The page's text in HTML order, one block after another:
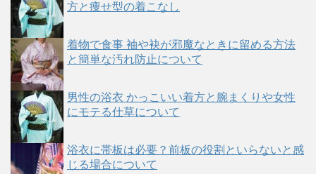
方と痩せ型の着こなし
着物で食事 袖や袂が邪魔なときに留める方法
と簡単な汚れ防止について
男性の浴衣 かっこいい着方と腕まくりや女性
にモテる仕草について
浴衣に帯板は必要？前板の役割といらないと感
じる場合について